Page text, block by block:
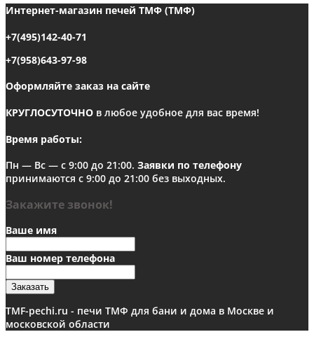
на
Интернет-магазин печей ТМФ (ТМФ)
+7(495)142-40-71
+7(958)643-97-98
Оформляйте заказ на сайте
КРУГЛОСУТОЧНО в любое удобное для вас время!
Время работы:
Пн — Вс — с 9:00 до 21:00. Заявки по телефону
принимаются с 9:00 до 21:00 без выходных.
Закажите звонок!
Ваше имя
Ваш номер телефона
Заказать
TMF-pechi.ru - печи ТМФ для бани и дома в Москве и
московской области